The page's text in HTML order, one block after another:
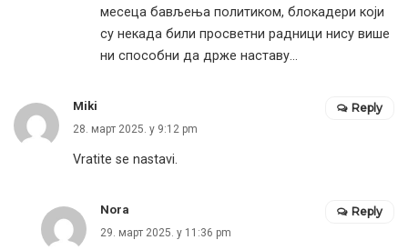
месеца бављења политиком, блокадери који
су некада били просветни радници нису више
ни способни да држе наставу…
Miki
28. март 2025. у 9:12 pm
Vratite se nastavi.
Reply
Nora
29. март 2025. у 11:36 pm
Reply